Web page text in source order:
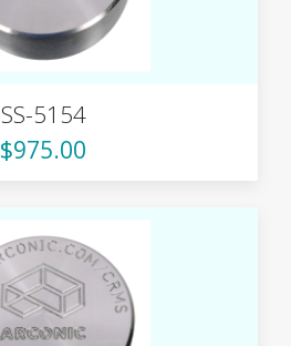
SS-5154
$975.00